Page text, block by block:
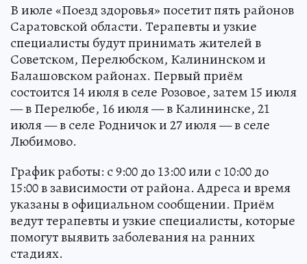
В июле «Поезд здоровья» посетит пять районов
Саратовской области. Терапевты и узкие
специалисты будут принимать жителей в
Советском, Перелюбском, Калининском и
Балашовском районах. Первый приём
состоится 14 июля в селе Розовое, затем 15 июля
— в Перелюбе, 16 июля — в Калининске, 21
июля — в селе Родничок и 27 июля — в селе
Любимово.
График работы: с 9:00 до 13:00 или с 10:00 до
15:00 в зависимости от района. Адреса и время
указаны в официальном сообщении. Приём
ведут терапевты и узкие специалисты, которые
помогут выявить заболевания на ранних
стадиях.